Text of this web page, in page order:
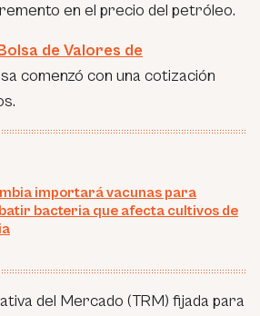
en el precio del petróleo.
de Valores de
comenzó con una cotización
importará vacunas para
bacteria que afecta cultivos de
del Mercado (TRM) fijada para